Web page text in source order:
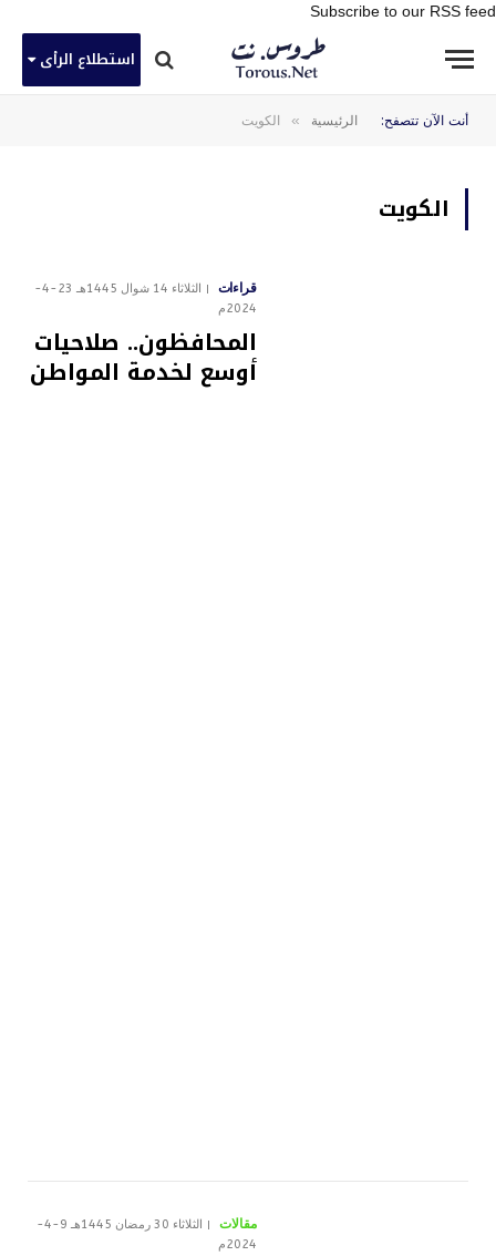
Subscribe to our RSS feed
استطلاع الرأى
أنت الآن تتصفح: الرئيسية » الكويت
الكويت
قراءات
الثلاثاء 14 شوال 1445هـ 23-4-
2024م
المحافظون.. صلاحيات
أوسع لخدمة المواطن
مقالات
الثلاثاء 30 رمضان 1445هـ 9-4-
2024م